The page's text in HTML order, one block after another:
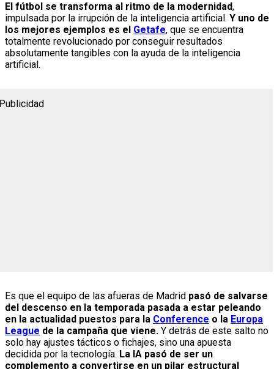
El fútbol se transforma al ritmo de la modernidad,
impulsada por la irrupción de la inteligencia artificial. Y uno de
los mejores ejemplos es el Getafe, que se encuentra
totalmente revolucionado por conseguir resultados
absolutamente tangibles con la ayuda de la inteligencia
artificial.
Es que el equipo de las afueras de Madrid pasó de salvarse
del descenso en la temporada pasada a estar peleando
en la actualidad puestos para la Conference o la Europa
League de la campaña que viene. Y detrás de este salto no
solo hay ajustes tácticos o fichajes, sino una apuesta
decidida por la tecnología. La IA pasó de ser un
complemento a convertirse en un pilar estructural